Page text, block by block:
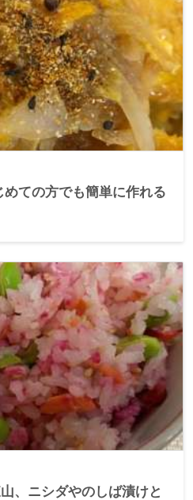
ての方でも簡単に作れる
、ニシダやのしば漬けと